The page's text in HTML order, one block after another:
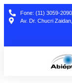
Fone: (11) 3059-2090
Av. Dr. Chucri